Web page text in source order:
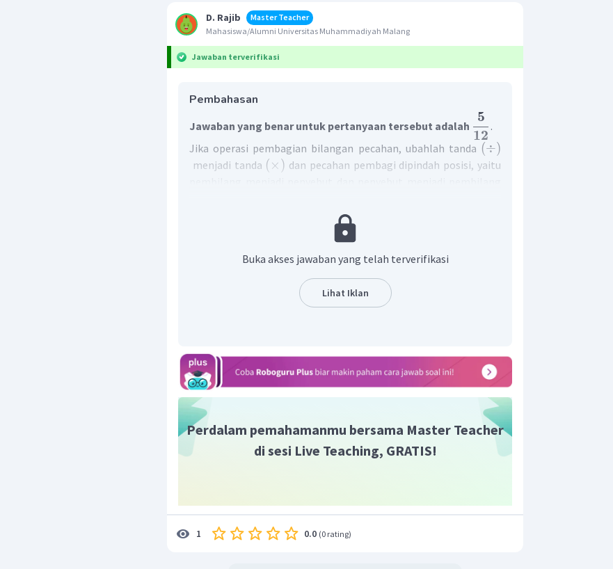
D. Rajib
Master Teacher
Mahasiswa/Alumni Universitas Muhammadiyah Malang
Jawaban terverifikasi
Pembahasan
Jawaban yang benar untuk pertanyaan tersebut adalah
12
5
.
Jika operasi pembagian bilangan pecahan, ubahlah tanda (÷)
menjadi tanda (×) dan pecahan pembagi dipindah posisi, yaitu
b
a
×
Berdasarkan konsep tersebut, maka diperoleh:
8 ÷ 10
9
=
=
=
8 × 9
10
72
12
Dengan demikian, hasil dari pembagian pecahan tersebut adalah
Buka akses jawaban yang telah terverifikasi
Lihat Iklan
Perdalam pemahamanmu bersama Master Teacher
di sesi Live Teaching, GRATIS!
1 0.0 (0 rating)